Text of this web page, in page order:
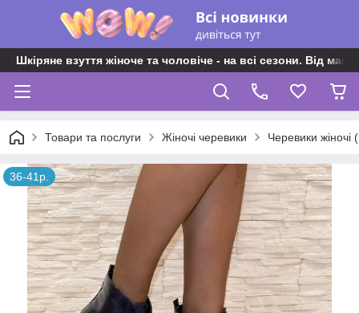
Шкіряне взуття жіноче та чоловіче - на всі сезони. Від
Товари та послуги Жіночі черевики Черевики жіночі
36-41р.